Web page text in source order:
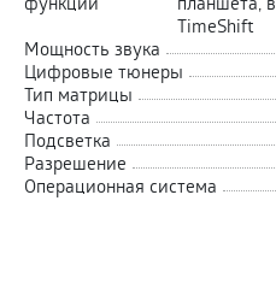
TimeShift
Мощность звука
Цифровые тюнеры
Тип матрицы
Частота
Подсветка
Разрешение
Операционная система